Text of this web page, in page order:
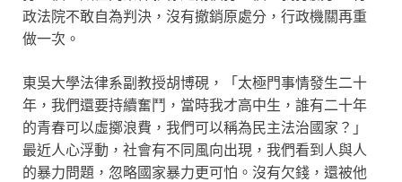
政法院不敢自為判決，沒有撤銷原處分，行政機關再重
做一次。
東吳大學法律系副教授胡博硯，「太極門事情發生二十
年，我們還要持續奮鬥，當時我才高中生，誰有二十年
的青春可以虛擲浪費，我們可以稱為民主法治國家？」
最近人心浮動，社會有不同風向出現，我們看到人與人
的暴力問題，忽略國家暴力更可怕。沒有欠錢，還被他